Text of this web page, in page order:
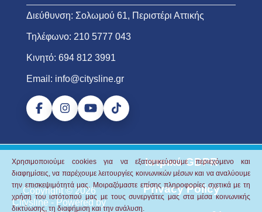
Διεύθυνση: Σολωμού 61, Περιστέρι Αττικής
Τηλέφωνο: 210 5777 043
Κινητό: 694 812 3991
Email: info@citysline.gr
Copyright © 2026
Citysline- Powered by
Ιατρικό GDPR
Privacy Policy
Χρησιμοποιούμε cookies για να εξατομικεύσουμε περιεχόμενο και
διαφημίσεις, να παρέχουμε λειτουργίες κοινωνικών μέσων και να αναλύουμε
την επισκεψιμότητά μας. Μοιραζόμαστε επίσης πληροφορίες σχετικά με τη
χρήση του ιστότοπού μας με τους συνεργάτες μας στα μέσα κοινωνικής
δικτύωσης, τη διαφήμιση και την ανάλυση.